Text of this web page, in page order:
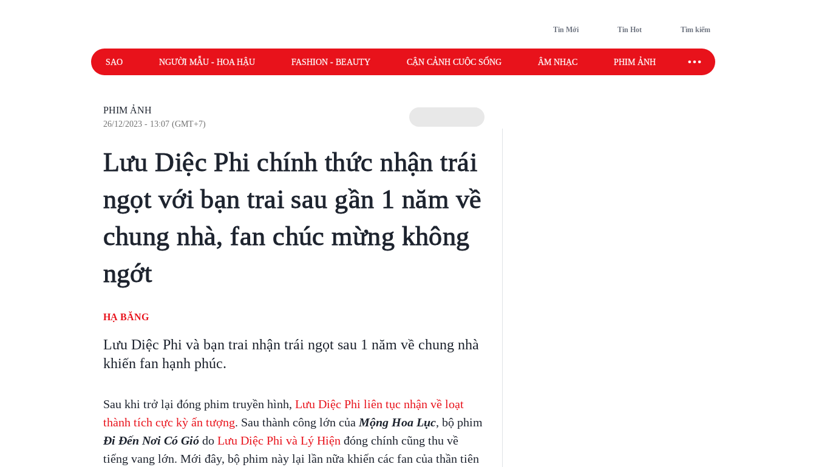
Tin Mới Tin Hot Tìm kiếm
SAO NGƯỜI MẪU - HOA HẬU FASHION - BEAUTY CẬN CẢNH CUỘC SỐNG ÂM NHẠC PHIM ẢNH SAO SPORT
PHIM ẢNH
26/12/2023 - 13:07 (GMT+7)
Lưu Diệc Phi chính thức nhận trái
ngọt với bạn trai sau gần 1 năm về
chung nhà, fan chúc mừng không
ngớt
HẠ BĂNG
Lưu Diệc Phi và bạn trai nhận trái ngọt sau 1 năm về chung nhà
khiến fan hạnh phúc.
Sau khi trở lại đóng phim truyền hình, Lưu Diệc Phi liên tục nhận về loạt
thành tích cực kỳ ấn tượng. Sau thành công lớn của Mộng Hoa Lục, bộ phim
Đi Đến Nơi Có Giódo Lưu Diệc Phi và Lý Hiện đóng chính cũng thu về
tiếng vang lớn. Mới đây, bộ phim này lại lần nữa khiến các fan của thần tiên